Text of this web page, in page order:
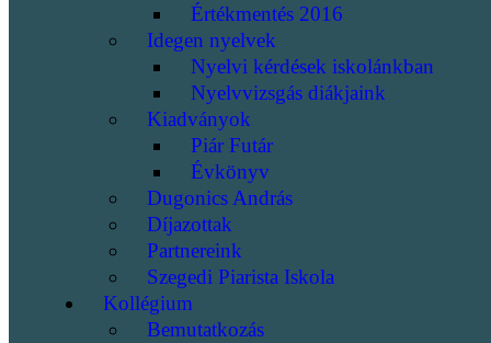
Értékmentés 2016
Idegen nyelvek
Nyelvi kérdések iskolánkban
Nyelvvizsgás diákjaink
Kiadványok
Piár Futár
Évkönyv
Dugonics András
Díjazottak
Partnereink
Szegedi Piarista Iskola
Kollégium
Bemutatkozás